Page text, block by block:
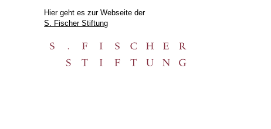
Hier geht es zur Webseite der
S. Fischer Stiftung